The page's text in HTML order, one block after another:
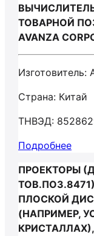
ТОВАРНОЙ
AVANZA
Изготовитель:
Страна: Китай
ТНВЭД:
Подробнее
ПРОЕКТОРЫ
ПЛОСКОЙ
(НАПРИМЕР,